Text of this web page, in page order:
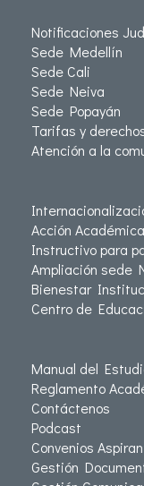
Notificaciones
Sede Medellín
Sede Cali
Sede Neiva
Sede Popayán
Tarifas y
Atención a la
Acción Académica
Instructivo para
Ampliación sede
Bienestar
Centro de
Manual del
Reglamento
Contáctenos
Podcast
Convenios
Gestión